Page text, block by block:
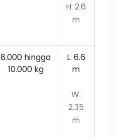
H: 2.6
m
8.000 hingga
10.000kg
L: 6.6
m
W:
2.35
m